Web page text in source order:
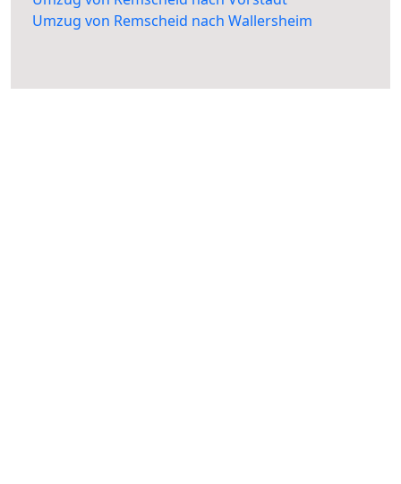
Umzug von Remscheid nach Wallersheim